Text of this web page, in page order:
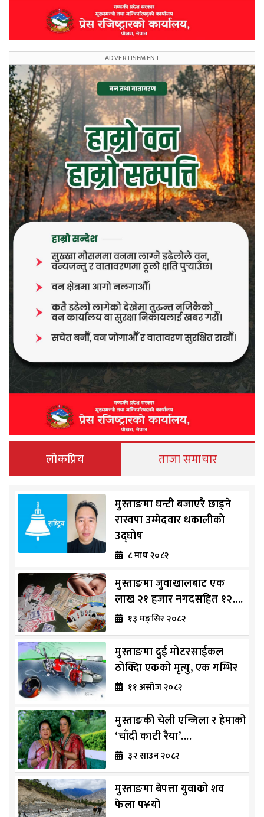
लोकप्रिय ताजा समाचार
मुस्ताङमा घन्टी बजाएरै छाड्ने
रास्वपा उम्मेदवार थकालीको
उद्घोष
८ माघ २०८२
मुस्ताङमा जुवाखालबाट एक
लाख २१ हजार नगदसहित १२....
१३ मङ्सिर २०८२
मुस्ताङमा दुई मोटरसाईकल
ठोक्दिा एकको मृत्यु, एक गम्भिर
११ असोज २०८२
मुस्ताङकी चेली एन्जिला र हेमाको
‘चाँदी काटी रैया’....
३२ साउन २०८२
मुस्ताङमा बेपत्ता युवाको शव
फेला प¥यो